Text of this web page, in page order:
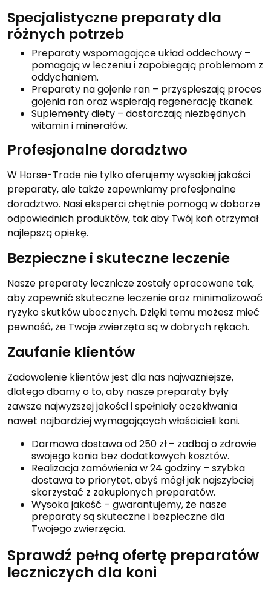
Specjalistyczne preparaty dla
różnych potrzeb
Preparaty wspomagające układ oddechowy –
pomagają w leczeniu i zapobiegają problemom z
oddychaniem.
Preparaty na gojenie ran – przyspieszają proces
gojenia ran oraz wspierają regenerację tkanek.
Suplementy diety – dostarczają niezbędnych
witamin i minerałów.
Profesjonalne doradztwo
W Horse-Trade nie tylko oferujemy wysokiej jakości
preparaty, ale także zapewniamy profesjonalne
doradztwo. Nasi eksperci chętnie pomogą w doborze
odpowiednich produktów, tak aby Twój koń otrzymał
najlepszą opiekę.
Bezpieczne i skuteczne leczenie
Nasze preparaty lecznicze zostały opracowane tak,
aby zapewnić skuteczne leczenie oraz minimalizować
ryzyko skutków ubocznych. Dzięki temu możesz mieć
pewność, że Twoje zwierzęta są w dobrych rękach.
Zaufanie klientów
Zadowolenie klientów jest dla nas najważniejsze,
dlatego dbamy o to, aby nasze preparaty były
zawsze najwyższej jakości i spełniały oczekiwania
nawet najbardziej wymagających właścicieli koni.
Darmowa dostawa od 250 zł – zadbaj o zdrowie
swojego konia bez dodatkowych kosztów.
Realizacja zamówienia w 24 godziny – szybka
dostawa to priorytet, abyś mógł jak najszybciej
skorzystać z zakupionych preparatów.
Wysoka jakość – gwarantujemy, że nasze
preparaty są skuteczne i bezpieczne dla
Twojego zwierzęcia.
Sprawdź pełną ofertę preparatów
leczniczych dla koni